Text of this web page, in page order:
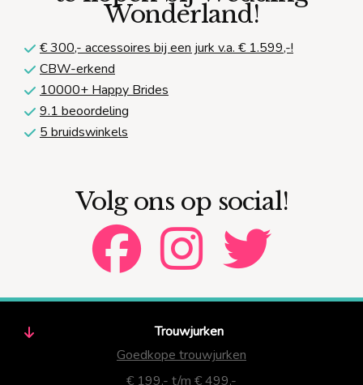
Wonderland!
€ 300,- accessoires bij een jurk v.a. € 1.599,-!
CBW-erkend
10000+ Happy Brides
9.1 beoordeling
5 bruidswinkels
Volg ons op social!
Trouwjurken
Goedkope trouwjurken
€ 199,- t/m € 499,-